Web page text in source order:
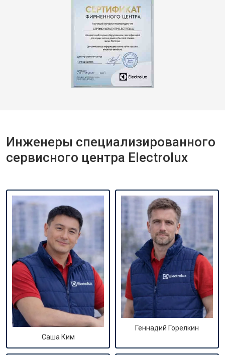
Инженеры специализированного
сервисного центра Electrolux
Саша Ким
Геннадий Горелкин